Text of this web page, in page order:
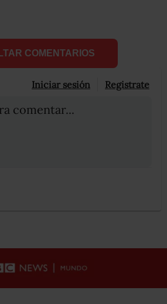
COMENTARIOS
Iniciar sesión Registrate
comentar...